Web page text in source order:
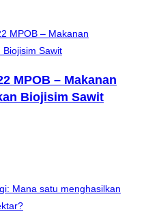
MPOB – Makanan
Biojisim Sawit
Mana satu menghasilkan